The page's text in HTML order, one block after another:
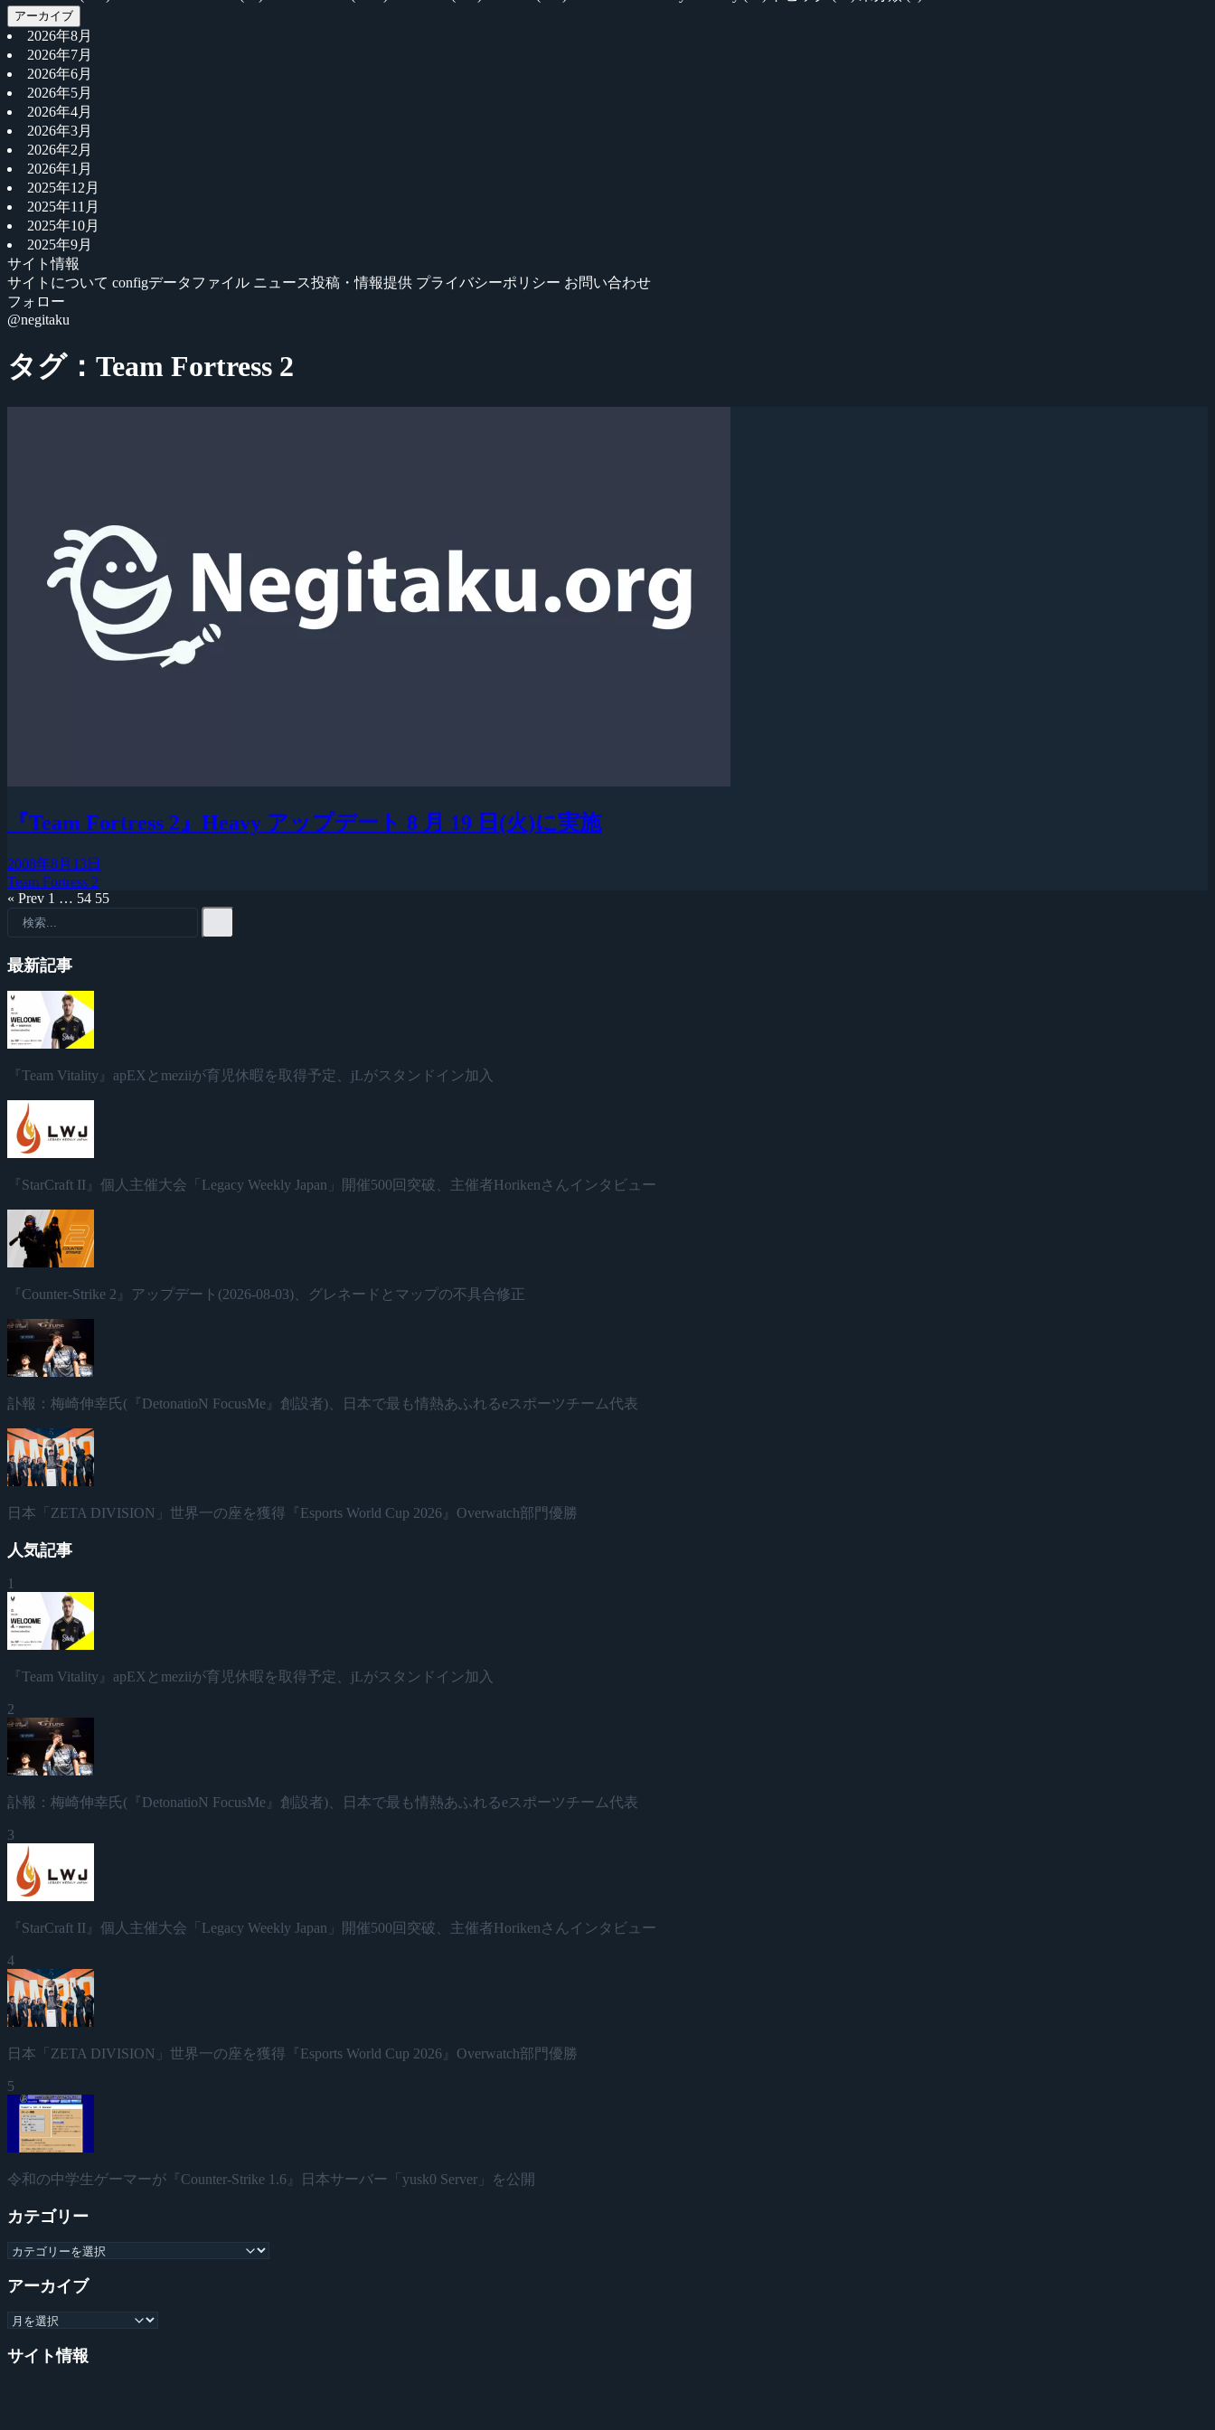
アーカイブ
2026年8月
2026年7月
2026年6月
2026年5月
2026年4月
2026年3月
2026年2月
2026年1月
2025年12月
2025年11月
2025年10月
2025年9月
サイト情報
サイトについて configデータファイル ニュース投稿・情報提供 プライバシーポリシー お問い合わせ
フォロー
@negitaku
タグ：Team Fortress 2
『Team Fortress 2』Heavy アップデート 8 月 19 日(火)に実施
2008年8月13日
Team Fortress 2
« Prev 1 … 54 55
最新記事
『Team Vitality』apEXとmeziiが育児休暇を取得予定、jLがスタンドイン加入
『StarCraft II』個人主催大会「Legacy Weekly Japan」開催500回突破、主催者Horikenさんインタビュー
『Counter-Strike 2』アップデート(2026-08-03)、グレネードとマップの不具合修正
訃報：梅崎伸幸氏(『DetonatioN FocusMe』創設者)、日本で最も情熱あふれるeスポーツチーム代表
日本「ZETA DIVISION」世界一の座を獲得『Esports World Cup 2026』Overwatch部門優勝
人気記事
1
『Team Vitality』apEXとmeziiが育児休暇を取得予定、jLがスタンドイン加入
2
訃報：梅崎伸幸氏(『DetonatioN FocusMe』創設者)、日本で最も情熱あふれるeスポーツチーム代表
3
『StarCraft II』個人主催大会「Legacy Weekly Japan」開催500回突破、主催者Horikenさんインタビュー
4
日本「ZETA DIVISION」世界一の座を獲得『Esports World Cup 2026』Overwatch部門優勝
5
令和の中学生ゲーマーが『Counter-Strike 1.6』日本サーバー「yusk0 Server」を公開
カテゴリー
アーカイブ
サイト情報